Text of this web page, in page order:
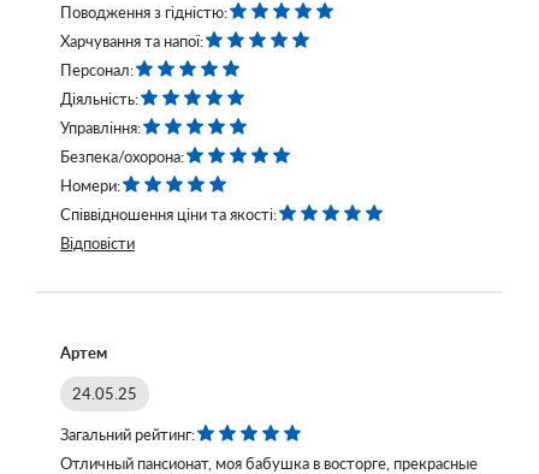
Поводження з гідністю:
Харчування та напої:
Персонал:
Діяльність:
Управління:
Безпека/охорона:
Номери:
Співвідношення ціни та якості:
Відповісти
Артем
24.05.25
Загальний рейтинг:
Отличный пансионат, моя бабушка в восторге, прекрасные